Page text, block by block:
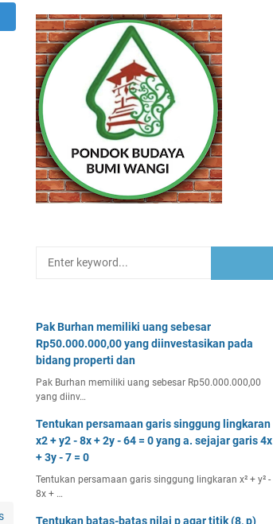
Pak Burhan memiliki uang sebesar
Rp50.000.000,00 yang diinvestasikan pada
bidang properti dan
Pak Burhan memiliki uang sebesar Rp50.000.000,00
yang diinv…
Tentukan persamaan garis singgung lingkaran
x2 + y2 - 8x + 2y - 64 = 0 yang a. sejajar garis 4x
+ 3y - 7 = 0
Tentukan persamaan garis singgung lingkaran x² + y² -
8x + …
Tentukan batas-batas nilai p agar titik (8, p)